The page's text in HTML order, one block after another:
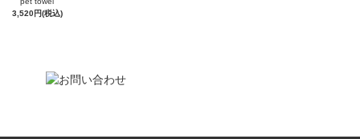
3,520円(税込)